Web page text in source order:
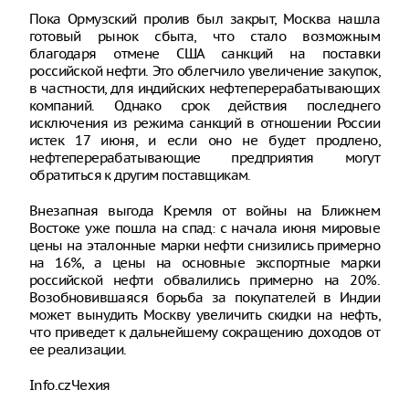
Пока Ормузский пролив был закрыт, Москва нашла
готовый рынок сбыта, что стало возможным
благодаря отмене США санкций на поставки
российской нефти. Это облегчило увеличение закупок,
в частности, для индийских нефтеперерабатывающих
компаний. Однако срок действия последнего
исключения из режима санкций в отношении России
истек 17 июня, и если оно не будет продлено,
нефтеперерабатывающие предприятия могут
обратиться к другим поставщикам.
Внезапная выгода Кремля от войны на Ближнем
Востоке уже пошла на спад: с начала июня мировые
цены на эталонные марки нефти снизились примерно
на 16%, а цены на основные экспортные марки
российской нефти обвалились примерно на 20%.
Возобновившаяся борьба за покупателей в Индии
может вынудить Москву увеличить скидки на нефть,
что приведет к дальнейшему сокращению доходов от
ее реализации.
Info.czЧехия